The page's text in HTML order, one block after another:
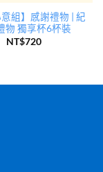
意組】感謝禮物 | 紀
物 獨享杯6杯裝
NT$720